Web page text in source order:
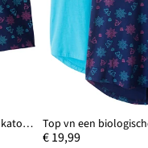
Jersey short van biologisch katoen (set van 2)
€ 19,99